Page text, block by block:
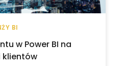
BI
w Power BI na
klientów